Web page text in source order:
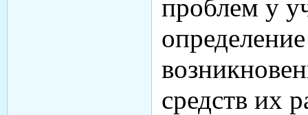
проблем у
средств их